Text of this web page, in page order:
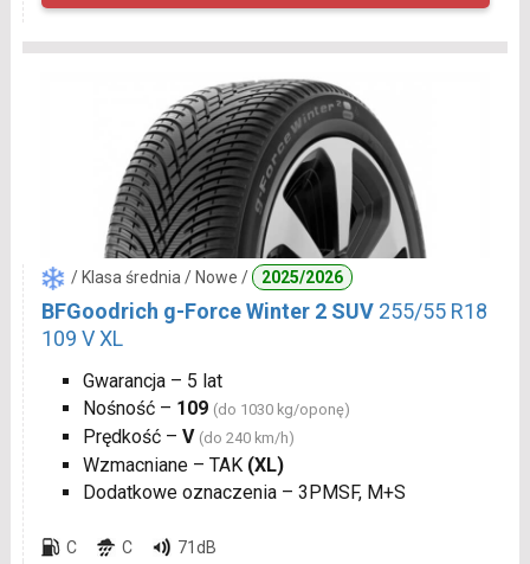
/ Klasa średnia / Nowe / 2025/2026
BFGoodrich g-Force Winter 2 SUV 255/55 R18
109 V XL
Gwarancja – 5 lat
Nośność – 109 (do 1030 kg/oponę)
Prędkość – V (do 240 km/h)
Wzmacniane – TAK (XL)
Dodatkowe oznaczenia – 3PMSF, M+S
C C 71dB